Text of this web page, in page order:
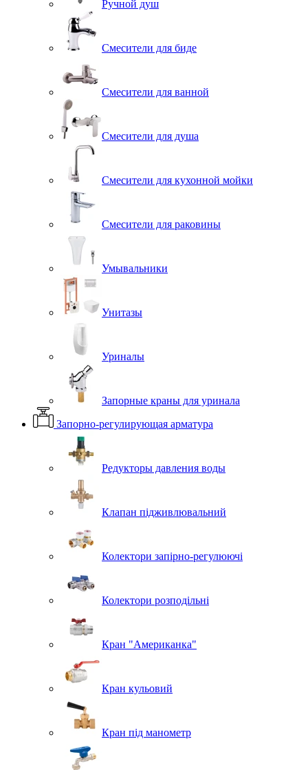
Ручной душ
Смесители для биде
Смесители для ванной
Смесители для душа
Смесители для кухонной мойки
Смесители для раковины
Умывальники
Унитазы
Уриналы
Запорные краны для уринала
Запорно-регулирующая арматура
Редукторы давления воды
Клапан підживлювальний
Колектори запірно-регулюючі
Колектори розподільні
Кран "Американка"
Кран кульовий
Кран під манометр